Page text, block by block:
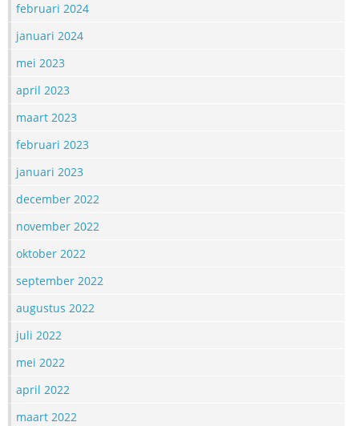
februari 2024
januari 2024
mei 2023
april 2023
maart 2023
februari 2023
januari 2023
december 2022
november 2022
oktober 2022
september 2022
augustus 2022
juli 2022
mei 2022
april 2022
maart 2022